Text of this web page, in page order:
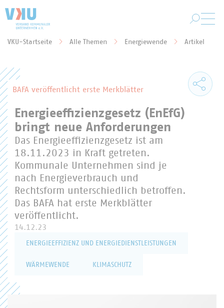
VKU-Startseite Alle Themen Energiewende Artikel
BAFA veröffentlicht erste Merkblätter
Energieeffizienzgesetz (EnEfG)
bringt neue Anforderungen
Das Energieeffizienzgesetz ist am
18.11.2023 in Kraft getreten.
Kommunale Unternehmen sind je
nach Energieverbrauch und
Rechtsform unterschiedlich betroffen.
Das BAFA hat erste Merkblätter
veröffentlicht.
14.12.23
ENERGIEEFFIZIENZ UND ENERGIEDIENSTLEISTUNGEN
WÄRMEWENDE KLIMASCHUTZ